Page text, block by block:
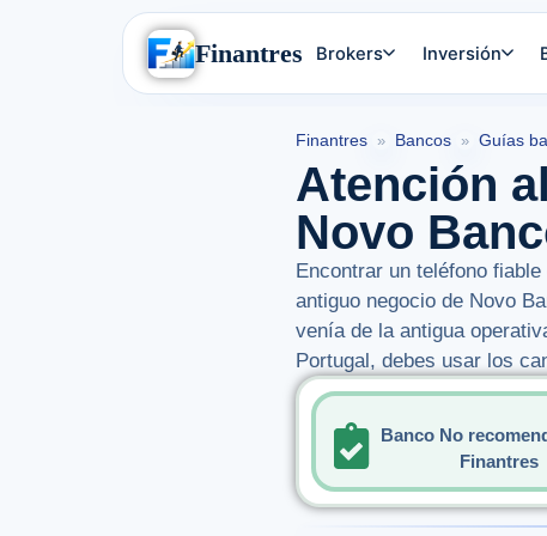
Finantres Brokers Inversión
Finantres » Bancos » Guías
Atención
Novo
Encontrar un teléfono fiable
antiguo negocio de Novo
venía de la antigua
Portugal, debes usar los
Banco No
Finantres